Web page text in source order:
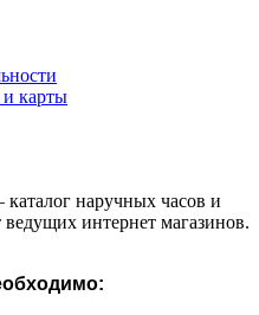
карты
наручных часов и
ведущих интернет магазинов.